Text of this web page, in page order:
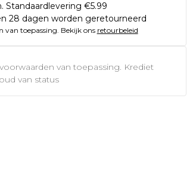
Standaardlevering €5.99
28 dagen worden geretourneerd
van toepassing. Bekijk ons retourbeleid
van toepassing. Krediet
van status